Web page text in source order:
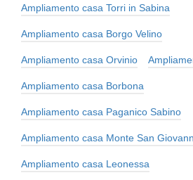
Ampliamento casa Torri in Sabina
Ampliamento casa Borgo Velino
Ampliamento casa Orvinio
Ampliamento casa Borbona
Ampliamento casa Paganico Sabino
Ampliamento casa Monte San
Ampliamento casa Leonessa